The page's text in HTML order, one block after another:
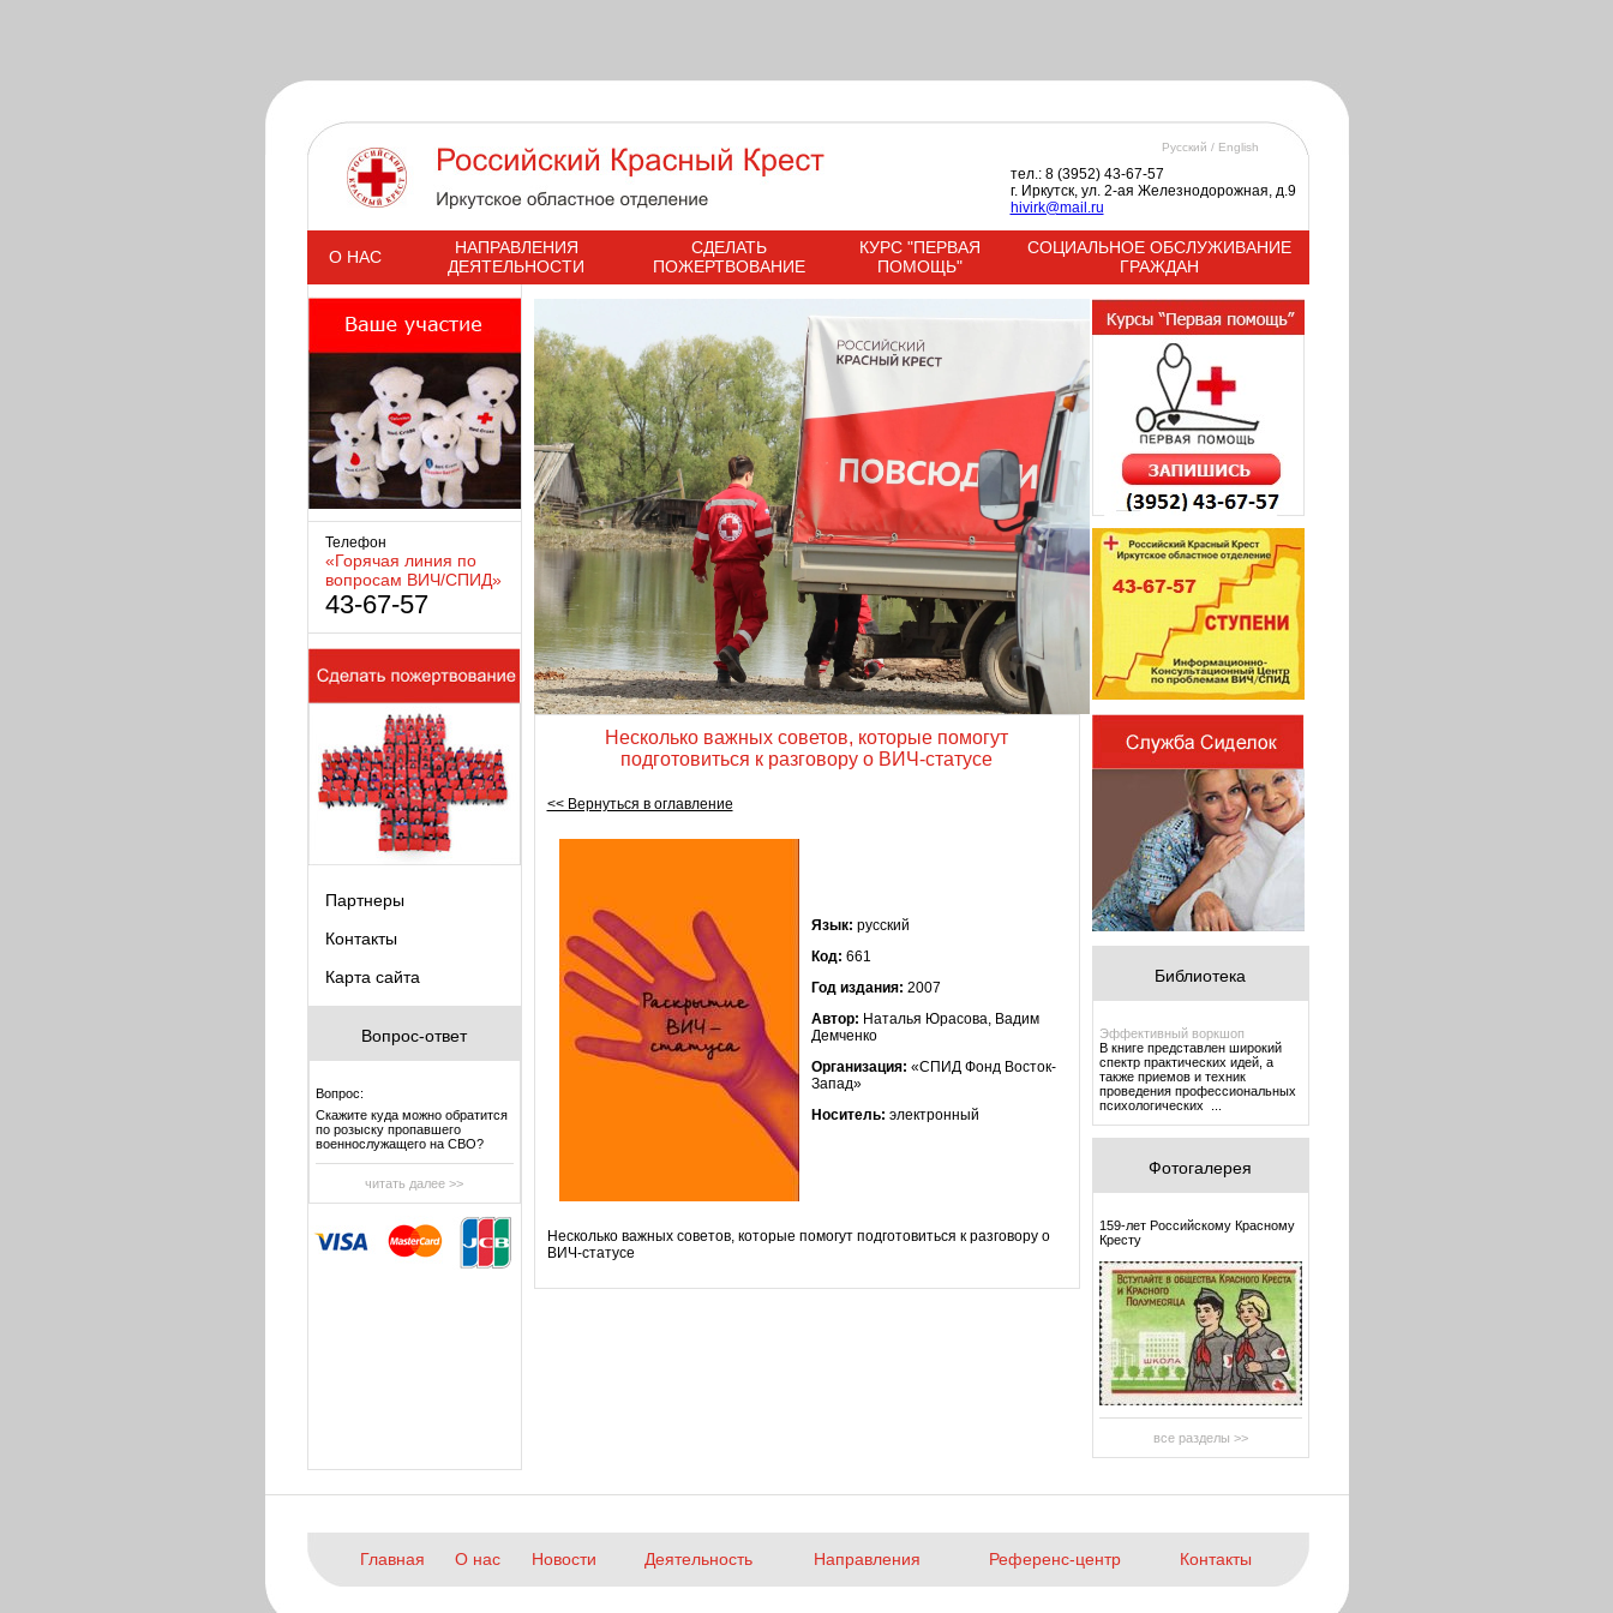
тел.: 8 (3952) 43-67-57
г. Иркутск, ул. 2-ая Железнодорожная, д.9
hivirk@mail.ru
Русский / English
s
О НАС
НАПРАВЛЕНИЯ
ДЕЯТЕЛЬНОСТИ
СДЕЛАТЬ
ПОЖЕРТВОВАНИЕ
КУРС "ПЕРВАЯ
ПОМОЩЬ"
СОЦИАЛЬНОЕ ОБСЛУЖИВАНИЕ
ГРАЖДАН
Телефон
«Горячая линия по
вопросам ВИЧ/СПИД»
43-67-57
Партнеры
Контакты
Карта сайта
Вопрос-ответ
Вопрос:
Скажите куда можно обратится
по розыску пропавшего
военнослужащего на СВО?
читать далее >>
Несколько важных советов, которые помогут
подготовиться к разговору о ВИЧ-статусе
<< Вернуться в оглавление
Язык: русский
Код: 661
Год издания: 2007
Автор: Наталья Юрасова, Вадим
Демченко
Организация: «СПИД Фонд Восток-
Запад»
Носитель: электронный
Несколько важных советов, которые помогут подготовиться к разговору о
ВИЧ-статусе
Библиотека
Эффективный воркшоп
В книге представлен широкий
спектр практических идей, а
также приемов и техник
проведения профессиональных
психологических ...
Фотогалерея
159-лет Российскому Красному
Кресту
все разделы >>
Главная О нас Новости Деятельность Направления Референс-центр Контакты